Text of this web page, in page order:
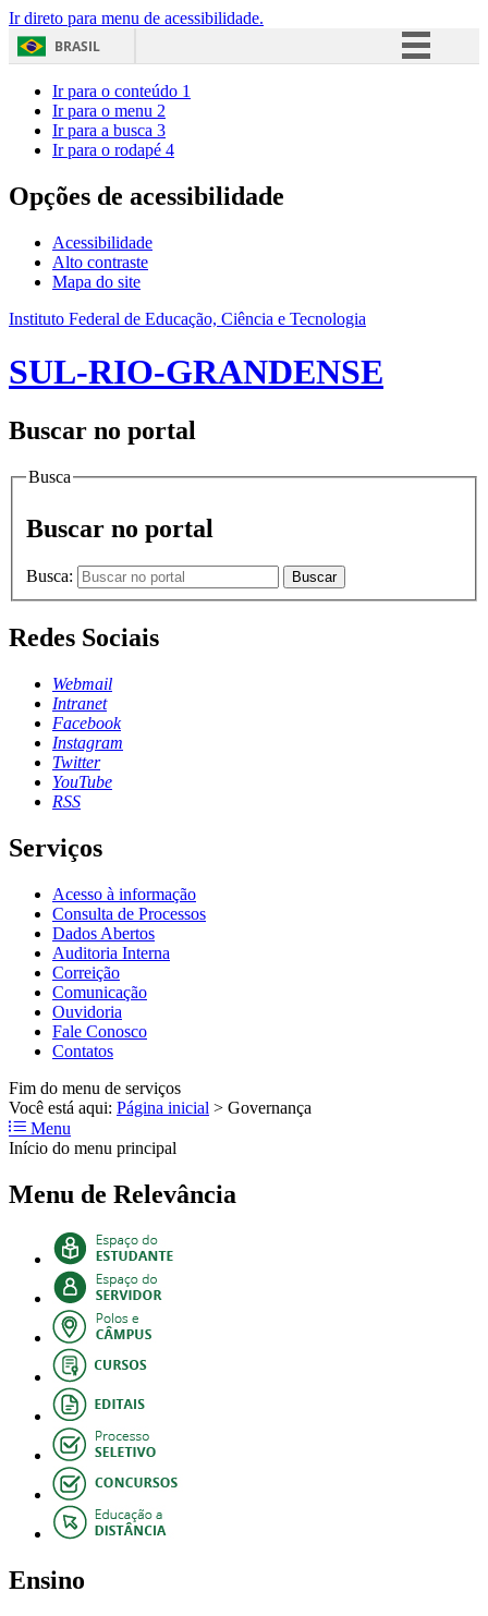
Ir direto para menu de acessibilidade.
BRASIL
Acesso à informação
Ir para o conteúdo 1
Ir para o menu 2
Ir para a busca 3
Ir para o rodapé 4
Opções de acessibilidade
Acessibilidade
Alto contraste
Mapa do site
Instituto Federal de Educação, Ciência e Tecnologia
SUL-RIO-GRANDENSE
Buscar no portal
Busca
Buscar no portal
Busca: Buscar
Redes Sociais
Webmail
Intranet
Facebook
Instagram
Twitter
YouTube
RSS
Serviços
Acesso à informação
Consulta de Processos
Dados Abertos
Auditoria Interna
Correição
Comunicação
Ouvidoria
Fale Conosco
Contatos
Fim do menu de serviços
Você está aqui: Página inicial > Governança
Menu
Início do menu principal
Menu de Relevância
Ensino